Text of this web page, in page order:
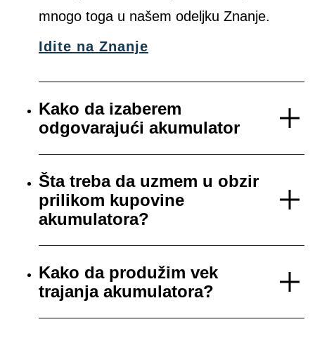
mnogo toga u našem odeljku Znanje.
Idite na Znanje
Kako da izaberem
odgovarajući akumulator
Šta treba da uzmem u obzir
prilikom kupovine
akumulatora?
Kako da produžim vek
trajanja akumulatora?